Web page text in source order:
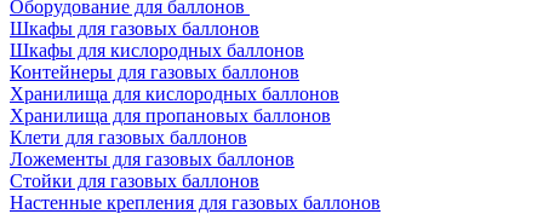
Оборудование для баллонов
Шкафы для газовых баллонов
Шкафы для кислородных баллонов
Контейнеры для газовых баллонов
Хранилища для кислородных баллонов
Хранилища для пропановых баллонов
Клети для газовых баллонов
Ложементы для газовых баллонов
Стойки для газовых баллонов
Настенные крепления для газовых баллонов